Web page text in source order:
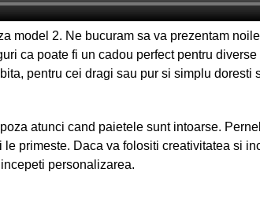
model 2. Ne bucuram sa va prezentam
ca poate fi un cadou perfect pentru
pentru cei dragi sau pur si simplu
atunci cand paietele sunt intoarse.
primeste. Daca va folositi creativitatea si
personalizarea.